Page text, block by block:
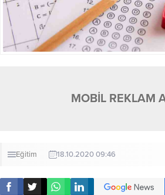
MOBİL REKLAM
Eğitim 18.10.2020 09:46